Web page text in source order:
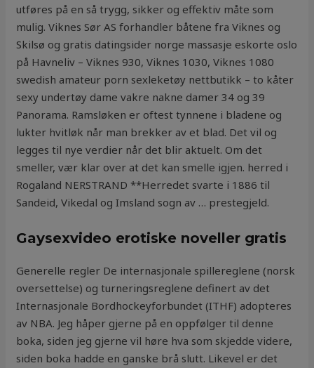
utføres på en så trygg, sikker og effektiv måte som
mulig. Viknes Sør AS forhandler båtene fra Viknes og
Skilsø og gratis datingsider norge massasje eskorte oslo
på Havneliv – Viknes 930, Viknes 1030, Viknes 1080
swedish amateur porn sexleketøy nettbutikk – to kåter
sexy undertøy dame vakre nakne damer 34 og 39
Panorama. Ramsløken er oftest tynnene i bladene og
lukter hvitløk når man brekker av et blad. Det vil og
legges til nye verdier når det blir aktuelt. Om det
smeller, vær klar over at det kan smelle igjen. herred i
Rogaland NERSTRAND **Herredet svarte i 1886 til
Sandeid, Vikedal og Imsland sogn av … prestegjeld.
Gaysexvideo erotiske noveller gratis
Generelle regler De internasjonale spillereglene (norsk
oversettelse) og turneringsreglene definert av det
Internasjonale Bordhockeyforbundet (ITHF) adopteres
av NBA. Jeg håper gjerne på en oppfølger til denne
boka, siden jeg gjerne vil høre hva som skjedde videre,
siden boka hadde en ganske brå slutt. Likevel er det